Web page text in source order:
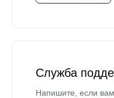
Служба
Напишите, если